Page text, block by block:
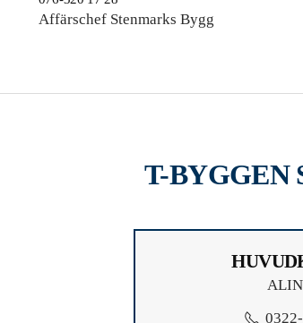
Affärschef Stenmarks Bygg
T-BYGGEN